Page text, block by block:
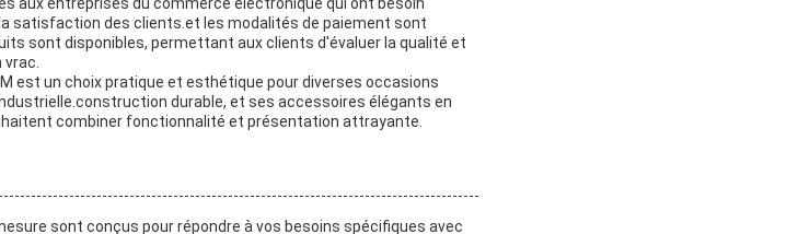
aux entreprises du commerce électronique qui ont besoin
satisfaction des clients.et les modalités de paiement sont
sont disponibles, permettant aux clients d'évaluer la qualité et
vrac.
est un choix pratique et esthétique pour diverses occasions
durable, et ses accessoires élégants en
combiner fonctionnalité et présentation attrayante.
sont conçus pour répondre à vos besoins spécifiques avec